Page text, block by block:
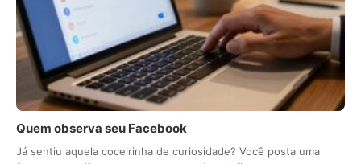
Quem observa seu Facebook
Já sentiu aquela coceirinha de curiosidade? Você posta uma